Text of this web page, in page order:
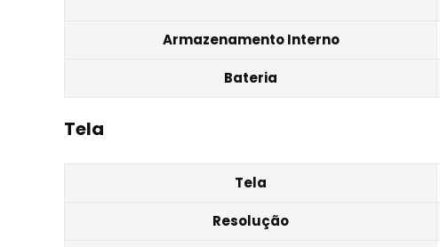
Armazenamento Interno
Bateria
Tela
Tela
Resolução